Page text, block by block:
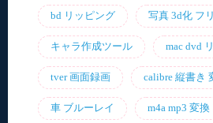
bd リッピング 写真 3d化 フ
キャラ作成ツール mac dvd
tver 画面録画 calibre 縦書き
車 ブルーレイ m4a mp3 変